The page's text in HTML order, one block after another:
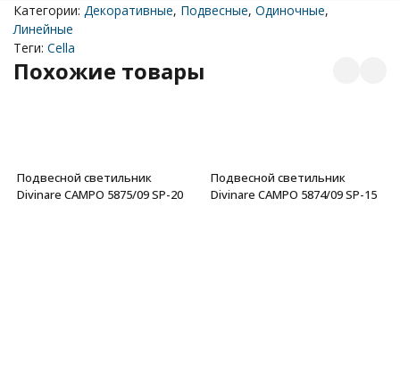
Категории: Декоративные, Подвесные, Одиночные,
Линейные
Теги: Cella
Похожие товары
Подвесной светильник
Divinare CAMPO 5875/09 SP-20
Подвесной светильник
Divinare CAMPO 5874/09 SP-15